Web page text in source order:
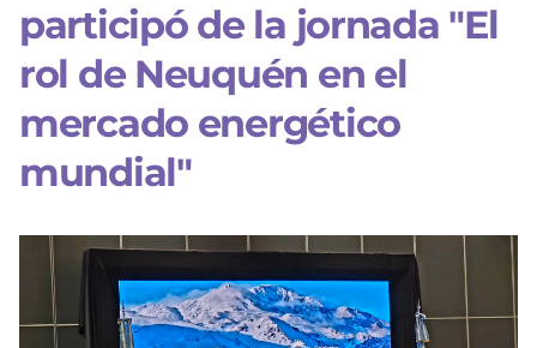
participó de la jornada "El
rol de Neuquén en el
mercado energético
mundial"